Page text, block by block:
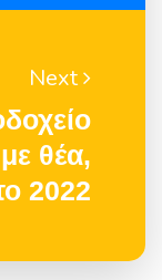
Next
θέα,
2022